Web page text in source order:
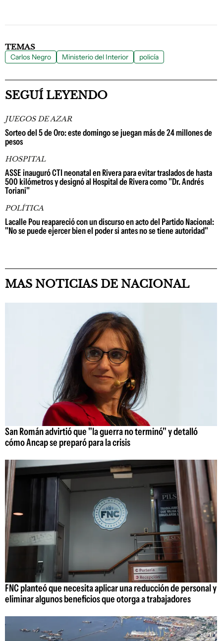
TEMAS
Carlos Negro Ministerio del Interior policía
SEGUÍ LEYENDO
JUEGOS DE AZAR
Sorteo del 5 de Oro: este domingo se juegan más de 24 millones de
pesos
HOSPITAL
ASSE inauguró CTI neonatal en Rivera para evitar traslados de hasta
500 kilómetros y designó al Hospital de Rivera como "Dr. Andrés
Toriani"
POLÍTICA
Lacalle Pou reapareció con un discurso en acto del Partido Nacional:
"No se puede ejercer bien el poder si antes no se tiene autoridad"
MAS NOTICIAS DE NACIONAL
San Román advirtió que "la guerra no terminó" y detalló
cómo Ancap se preparó para la crisis
FNC planteó que necesita aplicar una reducción de personal y
eliminar algunos beneficios que otorga a trabajadores